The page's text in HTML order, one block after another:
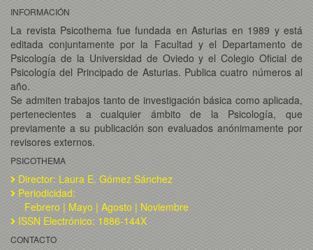
INFORMACIÓN
La revista Psicothema fue fundada en Asturias en 1989 y está
editada conjuntamente por la Facultad y el Departamento de
Psicología de la Universidad de Oviedo y el Colegio Oficial de
Psicología del Principado de Asturias. Publica cuatro números al
año.
Se admiten trabajos tanto de investigación básica como aplicada,
pertenecientes a cualquier ámbito de la Psicología, que
previamente a su publicación son evaluados anónimamente por
revisores externos.
PSICOTHEMA
Director: Laura E. Gómez Sánchez
Periodicidad:
Febrero | Mayo | Agosto | Noviembre
ISSN Electrónico: 1886-144X
CONTACTO